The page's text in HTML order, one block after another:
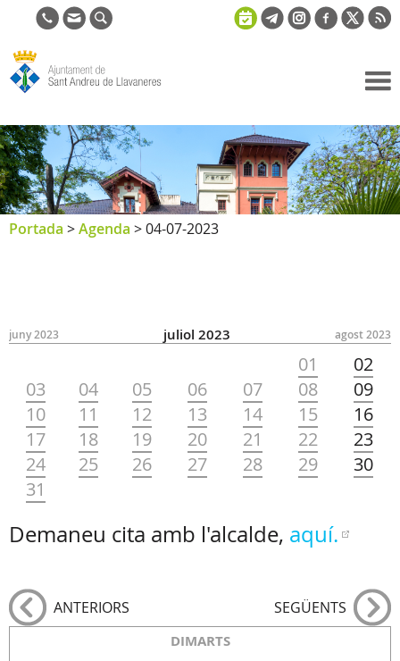
de Sant
Andreu de
Llavaneres
Portada >Agenda >04-07-2023
juny 2023 agost 2023
juliol 2023
01
02
03
04 05 06 07 08
09
10
11 12 13 14 15
16
17
18 19 20 21 22
23
24
25 26 27 28 29
30
31
Demaneu cita amb l'alcalde, aquí.
ANTERIORS SEGÜENTS
DIMARTS